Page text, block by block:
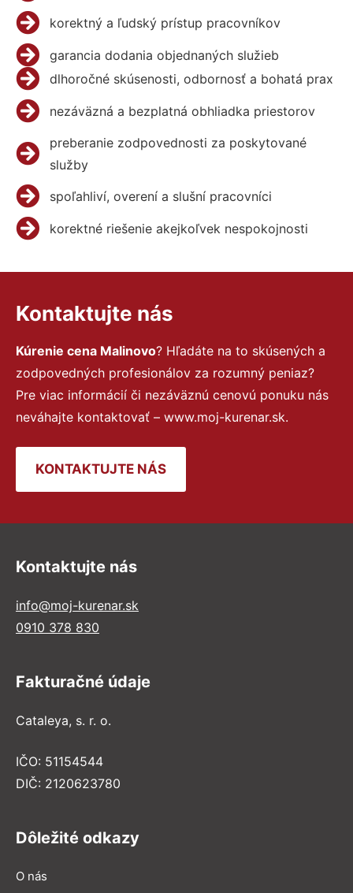
korektný a ľudský prístup pracovníkov
garancia dodania objednaných služieb
dlhoročné skúsenosti, odbornosť a bohatá prax
nezáväzná a bezplatná obhliadka priestorov
preberanie zodpovednosti za poskytované
služby
spoľahliví, overení a slušní pracovníci
korektné riešenie akejkoľvek nespokojnosti
Kontaktujte nás
Kúrenie cena Malinovo? Hľadáte na to skúsených a
zodpovedných profesionálov za rozumný peniaz?
Pre viac informácií či nezáväznú cenovú ponuku nás
neváhajte kontaktovať – www.moj-kurenar.sk.
KONTAKTUJTE NÁS
Kontaktujte nás
info@moj-kurenar.sk
0910 378 830
Fakturačné údaje
Cataleya, s. r. o.
IČO: 51154544
DIČ: 2120623780
Dôležité odkazy
O nás